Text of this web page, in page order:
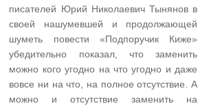
писателей Юрий Николаевич Тынянов в
своей нашумевшей и продолжающей
шуметь повести «Подпоручик Киже»
убедительно показал, что заменить
можно кого угодно на что угодно и даже
вовсе ни на что, на полное отсутствие. А
можно и отсутствие заменить на